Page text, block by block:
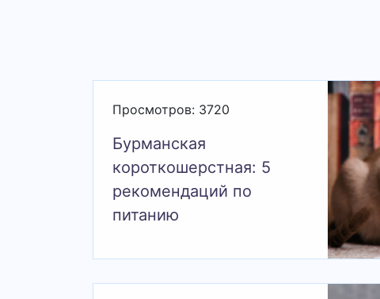
Просмотров: 3720
Бурманская
короткошерстная: 5
рекомендаций по
питанию